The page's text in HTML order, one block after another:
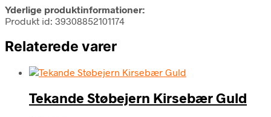
Yderlige produktinformationer:
Produkt id: 39308852101174
Relaterede varer
Tekande Støbejern Kirsebær Guld